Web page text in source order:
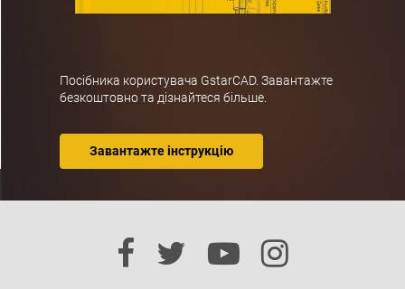
Посібника користувача GstarCAD. Завантажте
безкоштовно та дізнайтеся більше.
Завантажте інструкцію